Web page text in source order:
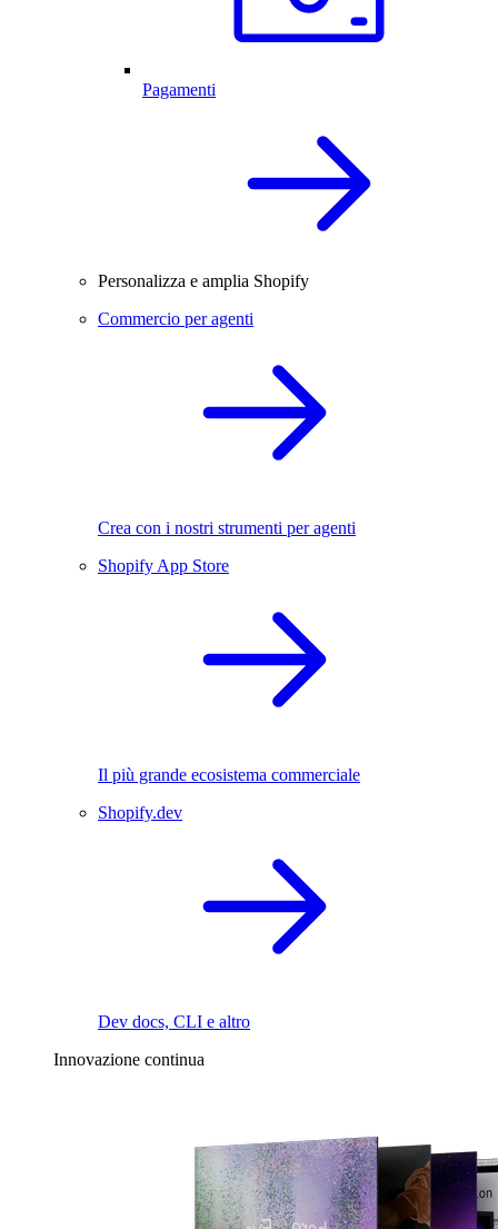
Pagamenti
Personalizza e amplia Shopify
Commercio per agenti
Crea con i nostri strumenti per agenti
Shopify App Store
Il più grande ecosistema commerciale
Shopify.dev
Dev docs, CLI e altro
Innovazione continua